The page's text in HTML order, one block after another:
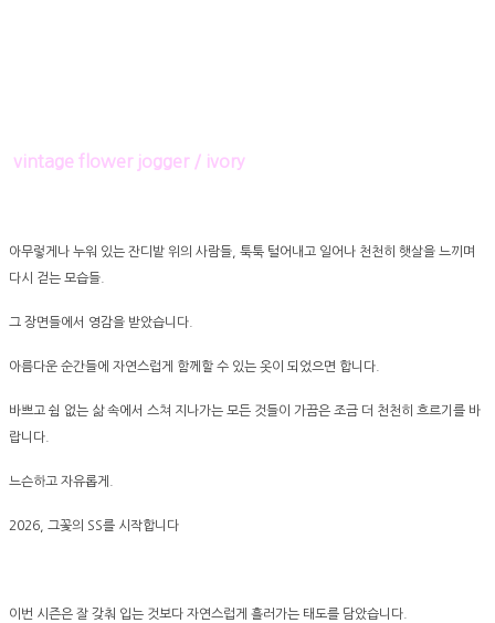
vintage flower jogger / ivory
아무렇게나 누워 있는 잔디밭 위의 사람들, 툭툭 털어내고 일어나 천천히 햇살을 느끼며
다시 걷는 모습들.
그 장면들에서 영감을 받았습니다.
아름다운 순간들에 자연스럽게 함께할 수 있는 옷이 되었으면 합니다.
바쁘고 쉼 없는 삶 속에서 스쳐 지나가는 모든 것들이 가끔은 조금 더 천천히 흐르기를 바
랍니다.
느슨하고 자유롭게.
2026, 그꽃의 SS를 시작합니다
이번 시즌은 잘 갖춰 입는 것보다 자연스럽게 흘러가는 태도를 담았습니다.